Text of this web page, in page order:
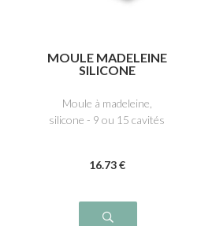
MOULE MADELEINE
SILICONE
Moule à madeleine,
silicone - 9 ou 15 cavités
16.73 €